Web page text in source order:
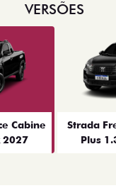
VERSÕES
Cabine
2027
Strada
Plus